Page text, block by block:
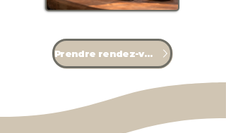
Prendre rendez-vous